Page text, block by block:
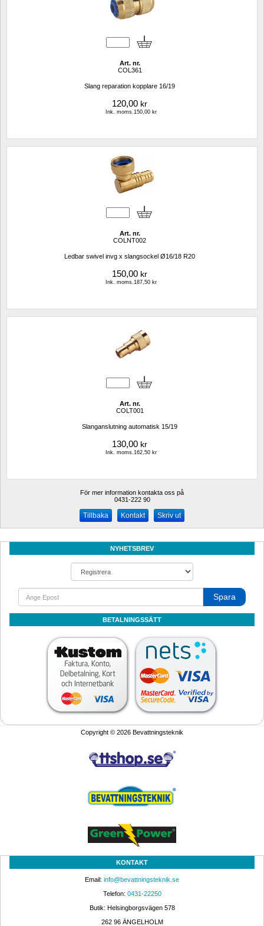
Art. nr.
COL361
Slang reparation kopplare 16/19
120,00 kr
Ink. moms.150,00 kr
Art. nr.
COLNT002
Ledbar swivel invg x slangsockel Ø16/18 R20
150,00 kr
Ink. moms.187,50 kr
Art. nr.
COLT001
Slanganslutning automatisk 15/19
130,00 kr
Ink. moms.162,50 kr
För mer information kontakta oss på
0431-222 90
Kontakt Skriv ut
NYHETSBREV
Spara
BETALNINGSSÄTT
Copyright © 2026 Bevattningsteknik
KONTAKT
Email: info@bevattningsteknik.se
Telefon: 0431-22250
Butik: Helsingborgsvägen 578
262 96 ÄNGELHOLM